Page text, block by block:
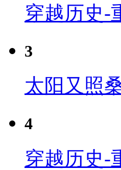
穿越历史-
3
太阳又照
4
穿越历史-